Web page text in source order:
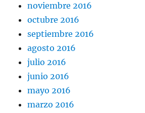
noviembre 2016
octubre 2016
septiembre 2016
agosto 2016
julio 2016
junio 2016
mayo 2016
marzo 2016